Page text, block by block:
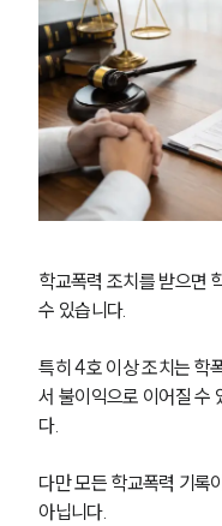
학교폭력 조치를 받으면
수 있습니다.
특히 4호 이상 조치는 학
서 불이익으로 이어질 수
다.
다만 모든 학교폭력 기록
아닙니다.